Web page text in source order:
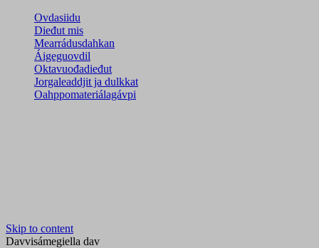
Ovdasiidu
Dieđut mis
Mearrádusdahkan
Áigeguovdil
Oktavuođadieđut
Jorgaleaddjit ja dulkkat
Oahppomateriálagávpi
Skip to content
Davvisámegiella dav